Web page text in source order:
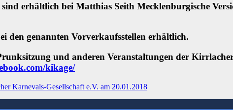
erhältlich bei Matthias Seith Mecklenburgische
den genannten Vorverkaufsstellen erhältlich.
und anderen Veranstaltungen der
kikage/